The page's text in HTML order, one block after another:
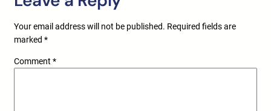
Your email address will not be published. Required fields are
marked *
Comment *